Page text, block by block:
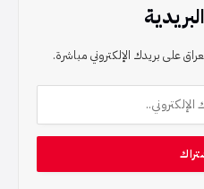
على بريدك الإلكتروني مباشرة.